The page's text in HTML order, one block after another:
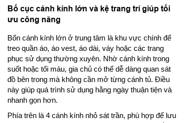
Bố cục cánh kính lớn và kệ trang trí giúp tối
ưu công năng
Bốn cánh kính lớn ở trung tâm là khu vực chính để
treo quần áo, áo vest, áo dài, váy hoặc các trang
phục sử dụng thường xuyên. Nhờ cánh kính trong
suốt hoặc tối màu, gia chủ có thể dễ dàng quan sát
đồ bên trong mà không cần mở từng cánh tủ. Điều
này giúp quá trình sử dụng hằng ngày thuận tiện và
nhanh gọn hơn.
Phía trên là 4 cánh kính nhỏ sát trần, phù hợp để lưu